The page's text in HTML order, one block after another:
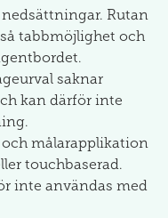
Rutan
tabbmöjlighet och
saknar
kan därför inte
och målarapplikation
touchbaserad.
inte användas med